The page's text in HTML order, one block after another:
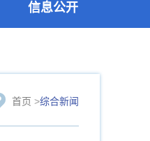
信息公开
首页 >综合新闻